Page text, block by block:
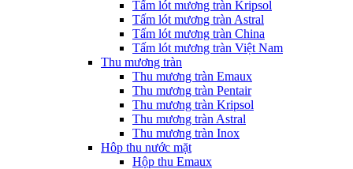
Tấm lót mương tràn Kripsol
Tấm lót mương tràn Astral
Tấm lót mương tràn China
Tấm lót mương tràn Việt Nam
Thu mương tràn
Thu mương tràn Emaux
Thu mương tràn Pentair
Thu mương tràn Kripsol
Thu mương tràn Astral
Thu mương tràn Inox
Hôp thu nước mặt
Hộp thu Emaux